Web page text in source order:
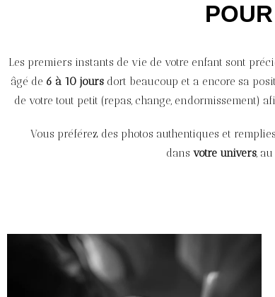
Les premiers instants de vie de votre enfant sont
âgé de 6 à 10 jours dort beaucoup et a encore sa
de votre tout petit (repas, change, endormissement)
Vous préférez des photos authentiques et
dans votre univers,